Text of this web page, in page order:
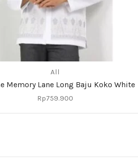
All
Memory Lane Long Baju Koko White
Rp759.900